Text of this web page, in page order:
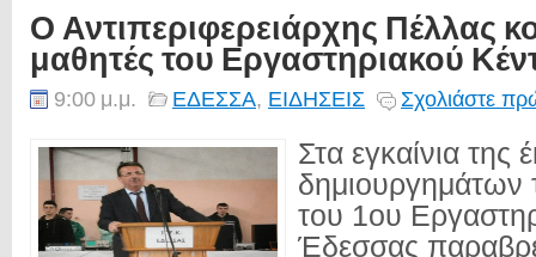
Ο Αντιπεριφερειάρχης Πέλλας
μαθητές του Εργαστηριακού
9:00 μ.μ. ΕΔΕΣΣΑ, ΕΙΔΗΣΕΙΣ Σχολιάστε
Στα εγκαίνια
του 1ου
Έδεσσας